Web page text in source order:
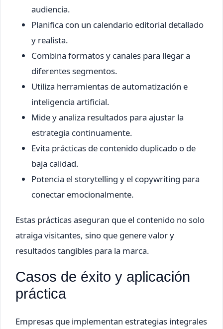
audiencia.
Planifica con un calendario editorial detallado
y realista.
Combina formatos y canales para llegar a
diferentes segmentos.
Utiliza herramientas de automatización e
inteligencia artificial.
Mide y analiza resultados para ajustar la
estrategia continuamente.
Evita prácticas de contenido duplicado o de
baja calidad.
Potencia el storytelling y el copywriting para
conectar emocionalmente.
Estas prácticas aseguran que el contenido no solo
atraiga visitantes, sino que genere valor y
resultados tangibles para la marca.
Casos de éxito y aplicación
práctica
Empresas que implementan estrategias integrales